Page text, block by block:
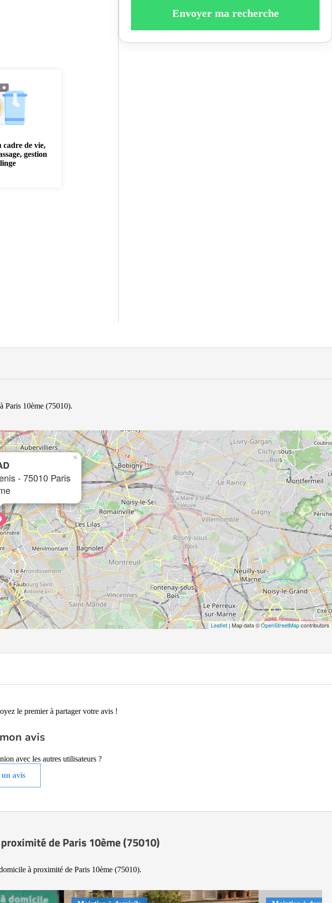
de vie,
gestion
Envoyer ma recherche
Paris 10ème (75010).
- 75010 Paris
×
Leaflet| Map data ©OpenStreetMapcontributors
le premier à partager votre avis !
avis
avec les autres utilisateurs ?
un avis
de Paris 10ème (75010)
à proximité de Paris 10ème (75010).